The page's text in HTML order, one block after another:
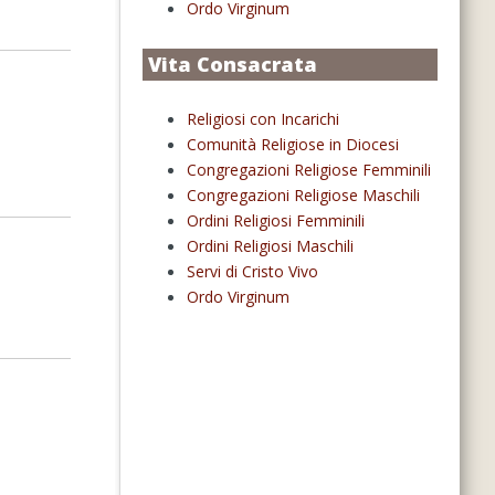
Ordo Virginum
Vita Consacrata
Religiosi con Incarichi
Comunità Religiose in Diocesi
Congregazioni Religiose Femminili
Congregazioni Religiose Maschili
Ordini Religiosi Femminili
Ordini Religiosi Maschili
Servi di Cristo Vivo
Ordo Virginum